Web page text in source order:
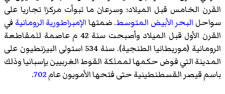
القرن الخامس قبل الميلاد؛ وسرعان ما تبوأت مركزا تجاريا على
سواحل البحر الأبيض المتوسط. ضمتهاالإمبراطورية الرومانيةفي
القرن الأول قبل الميلاد وأصبحت سنة 42 م عاصمة للمقاطعة
الرومانية (موريطانيا الطنجية). سنة 534 استولى البيزنطيون على
المدينة التي فوض حكمها لمملكة القوط الغربيين بإسبانيا وذلك
باسم قيصر القسطنطينية حتى فتحها الأمويون عام702
.